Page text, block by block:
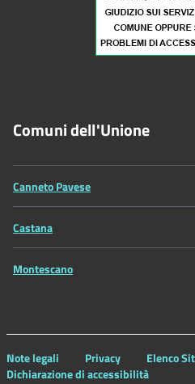
Comuni dell'Unione
Canneto Pavese
Castana
Montescano
Note legali Privacy
Elenco
Dichiarazione di accessibilità